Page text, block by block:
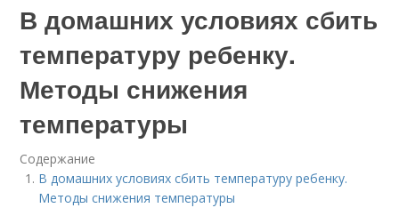
В домашних условиях сбить
температуру ребенку.
Методы снижения
температуры
Содержание
В домашних условиях сбить температуру ребенку.
Методы снижения температуры